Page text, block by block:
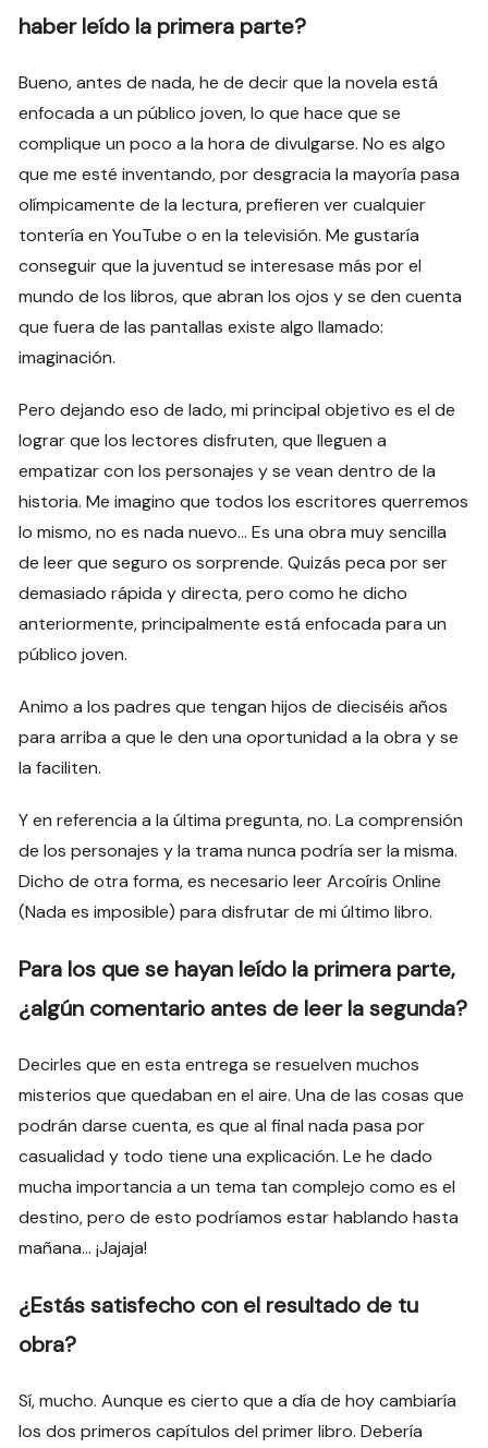
haber leído la primera parte?
Bueno, antes de nada, he de decir que la novela está
enfocada a un público joven, lo que hace que se
complique un poco a la hora de divulgarse. No es algo
que me esté inventando, por desgracia la mayoría pasa
olímpicamente de la lectura, prefieren ver cualquier
tontería en YouTube o en la televisión. Me gustaría
conseguir que la juventud se interesase más por el
mundo de los libros, que abran los ojos y se den cuenta
que fuera de las pantallas existe algo llamado:
imaginación.
Pero dejando eso de lado, mi principal objetivo es el de
lograr que los lectores disfruten, que lleguen a
empatizar con los personajes y se vean dentro de la
historia. Me imagino que todos los escritores querremos
lo mismo, no es nada nuevo… Es una obra muy sencilla
de leer que seguro os sorprende. Quizás peca por ser
demasiado rápida y directa, pero como he dicho
anteriormente, principalmente está enfocada para un
público joven.
Animo a los padres que tengan hijos de dieciséis años
para arriba a que le den una oportunidad a la obra y se
la faciliten.
Y en referencia a la última pregunta, no. La comprensión
de los personajes y la trama nunca podría ser la misma.
Dicho de otra forma, es necesario leer Arcoíris Online
(Nada es imposible) para disfrutar de mi último libro.
Para los que se hayan leído la primera parte,
¿algún comentario antes de leer la segunda?
Decirles que en esta entrega se resuelven muchos
misterios que quedaban en el aire. Una de las cosas que
podrán darse cuenta, es que al final nada pasa por
casualidad y todo tiene una explicación. Le he dado
mucha importancia a un tema tan complejo como es el
destino, pero de esto podríamos estar hablando hasta
mañana… ¡Jajaja!
¿Estás satisfecho con el resultado de tu
obra?
Sí, mucho. Aunque es cierto que a día de hoy cambiaría
los dos primeros capítulos del primer libro. Debería